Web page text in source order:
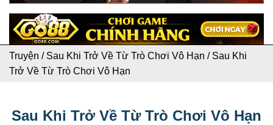
Truyện / Sau Khi Trở Về Từ Trò Chơi Vô Hạn / Sau Khi
Trở Về Từ Trò Chơi Vô Hạn
Sau Khi Trở Về Từ Trò Chơi Vô Hạn